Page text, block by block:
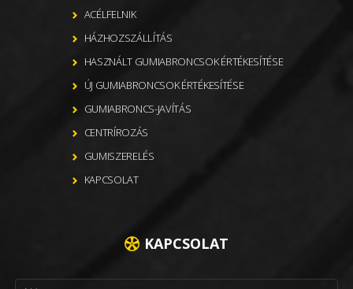
ACÉLFELNIK
HÁZHOZSZÁLLÍTÁS
HASZNÁLT GUMIABRONCSOK ÉRTÉKESÍTÉSE
ÚJ GUMIABRONCSOK ÉRTÉKESÍTÉSE
GUMIABRONCS-JAVÍTÁS
CENTRÍROZÁS
GUMISZERELÉS
KAPCSOLAT
KAPCSOLAT